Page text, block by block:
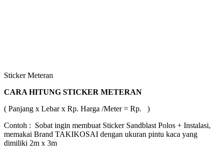
Sticker Meteran
CARA HITUNG STICKER METERAN
( Panjang x Lebar x Rp. Harga /Meter = Rp. )
Contoh : Sobat ingin membuat Sticker Sandblast Polos + Instalasi,
memakai Brand TAKIKOSAI dengan ukuran pintu kaca yang
dimiliki 2m x 3m